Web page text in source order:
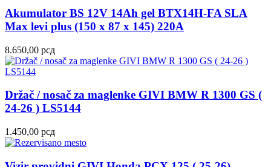
Akumulator BS 12V 14Ah gel BTX14H-FA SLA
Max levi plus (150 x 87 x 145) 220A
8.650,00 рсд
Držač / nosač za maglenke GIVI BMW R 1300 GS (
24-26 ) LS5144
1.450,00 рсд